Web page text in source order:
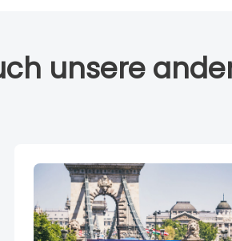
unsere